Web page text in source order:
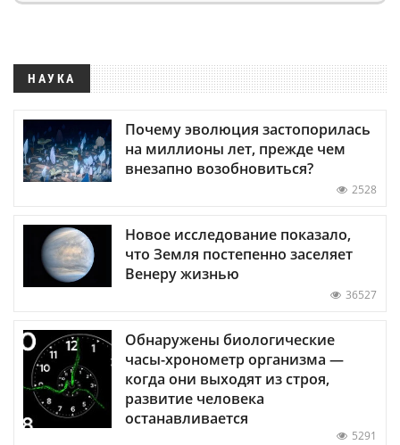
НАУКА
Почему эволюция застопорилась
на миллионы лет, прежде чем
внезапно возобновиться?
2528
Новое исследование показало,
что Земля постепенно заселяет
Венеру жизнью
36527
Обнаружены биологические
часы-хронометр организма —
когда они выходят из строя,
развитие человека
останавливается
5291